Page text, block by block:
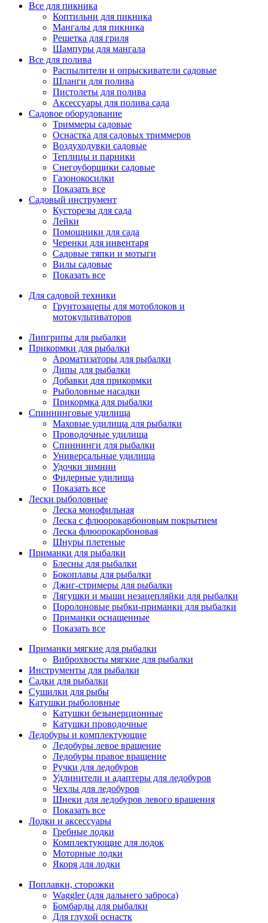
Все для пикника
Коптильни для пикника
Мангалы для пикника
Решетка для гриля
Шампуры для мангала
Все для полива
Распылители и опрыскиватели садовые
Шланги для полива
Пистолеты для полива
Аксессуары для полива сада
Садовое оборудование
Триммеры садовые
Оснастка для садовых триммеров
Воздуходувки садовые
Теплицы и парники
Снегоуборщики садовые
Газонокосилки
Показать все
Садовый инструмент
Кусторезы для сада
Лейки
Помощники для сада
Черенки для инвентаря
Садовые тяпки и мотыги
Вилы садовые
Показать все
Для садовой техники
Грунтозацепы для мотоблоков и
мотокультиваторов
Липгрипы для рыбалки
Прикормки для рыбалки
Ароматизаторы для рыбалки
Дипы для рыбалки
Добавки для прикормки
Рыболовные насадки
Прикормка для рыбалки
Спиннинговые удилища
Маховые удилища для рыбалки
Проводочные удилища
Спиннинги для рыбалки
Универсальные удилища
Удочки зимнии
Фидерные удилища
Показать все
Лески рыболовные
Леска монофильная
Леска с флюорокарбоновым покрытием
Леска флюорокарбоновая
Шнуры плетеные
Приманки для рыбалки
Блесны для рыбалки
Бокоплавы для рыбалки
Джиг-стримеры для рыбалки
Лягушки и мыши незацепляйки для рыбалки
Поролоновые рыбки-приманки для рыбалки
Приманки оснащенные
Показать все
Приманки мягкие для рыбалки
Виброхвосты мягкие для рыбалки
Инструменты для рыбалки
Садки для рыбалки
Сушилки для рыбы
Катушки рыболовные
Катушки безынерционные
Катушки проводочные
Ледобуры и комплектующие
Ледобуры левое вращение
Ледобуры правое вращение
Ручки для ледобуров
Удлинители и адаптеры для ледобуров
Чехлы для ледобуров
Шнеки для ледобуров левого вращения
Показать все
Лодки и аксессуары
Гребные лодки
Комплектующие для лодок
Моторные лодки
Якоря для лодки
Поплавки, сторожки
Waggler (для дальнего заброса)
Бомбарды для рыбалки
Для глухой оснастк